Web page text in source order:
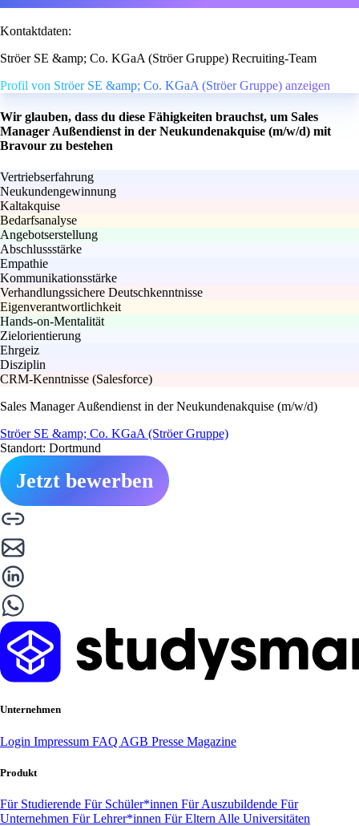
Kontaktdaten:
Ströer SE &amp; Co. KGaA (Ströer Gruppe) Recruiting-Team
Profil von Ströer SE &amp; Co. KGaA (Ströer Gruppe) anzeigen
Wir glauben, dass du diese Fähigkeiten brauchst, um Sales
Manager Außendienst in der Neukundenakquise (m/w/d) mit
Bravour zu bestehen
Vertriebserfahrung
Neukundengewinnung
Kaltakquise
Bedarfsanalyse
Angebotserstellung
Abschlussstärke
Empathie
Kommunikationsstärke
Verhandlungssichere Deutschkenntnisse
Eigenverantwortlichkeit
Hands-on-Mentalität
Zielorientierung
Ehrgeiz
Disziplin
CRM-Kenntnisse (Salesforce)
Sales Manager Außendienst in der Neukundenakquise (m/w/d)
Ströer SE &amp; Co. KGaA (Ströer Gruppe)
Standort: Dortmund
Jetzt bewerben
Unternehmen
Login Impressum FAQ AGB Presse Magazine
Produkt
Für Studierende Für Schüler*innen Für Auszubildende Für
Unternehmen Für Lehrer*innen Für Eltern Alle Universitäten